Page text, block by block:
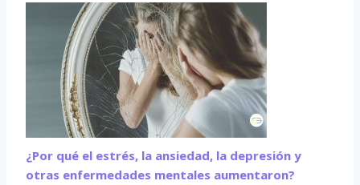
¿Por qué el estrés, la ansiedad, la depresión y
otras enfermedades mentales aumentaron?